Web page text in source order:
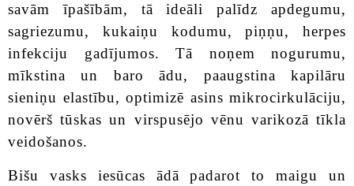
savām īpašībām, tā ideāli palīdz apdegumu,
sagriezumu, kukaiņu kodumu, piņņu, herpes
infekciju gadījumos. Tā noņem nogurumu,
mīkstina un baro ādu, paaugstina kapilāru
sieniņu elastību, optimizē asins mikrocirkulāciju,
novērš tūskas un virspusējo vēnu varikozā tīkla
veidošanos.
Bišu vasks iesūcas ādā padarot to maigu un